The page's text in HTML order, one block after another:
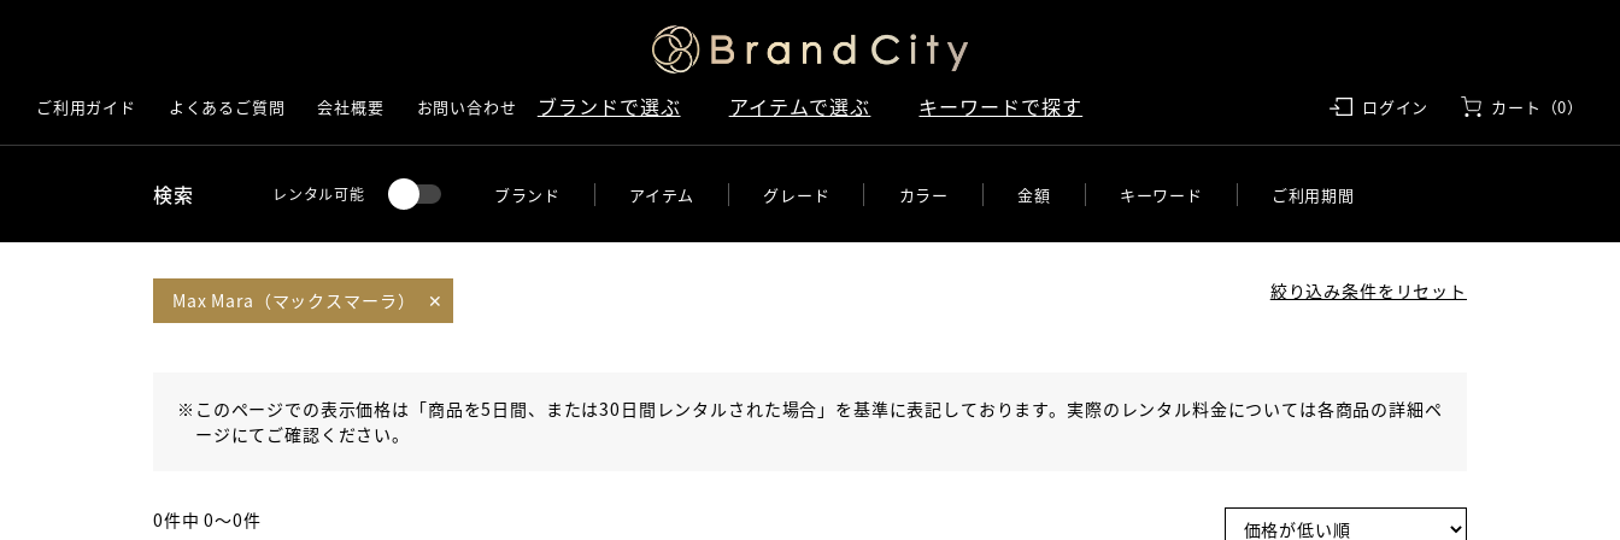
ブランドで選ぶ アイテムで選ぶ キーワードで探す
ご利用ガイド よくあるご質問 会社概要 お問い合わせ ログイン カート（0）
検索 レンタル可能 ブランド アイテム グレード カラー 金額 キーワード ご利用期間
Max Mara（マックスマーラ） ✕ 絞り込み条件をリセット
※ このページでの表示価格は「商品を5日間、または30日間レンタルされた場合」を基準に表記しております。実際のレンタル料金については各商品の詳細ペ
ージにてご確認ください。
0件中 0〜0件